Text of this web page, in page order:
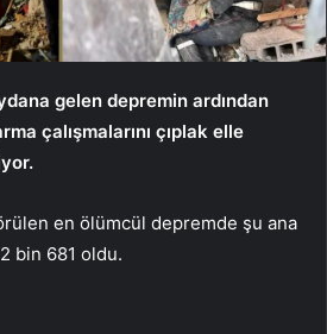
gelen depremin ardından
çalışmalarını çıplak elle
en ölümcül depremde şu ana
bin 681 oldu.